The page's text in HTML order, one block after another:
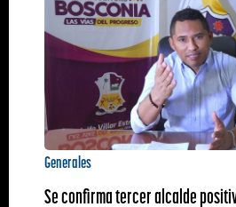
Generales
Se confirma tercer alcalde